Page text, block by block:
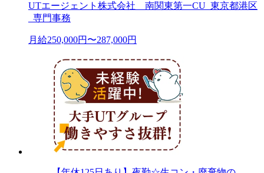
UTエージェント株式会社 南関東第一CU_東京都港区
_専門事務
月給250,000円〜287,000円